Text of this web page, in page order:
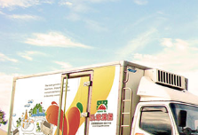
輔導人員針對「造店
營構面進行輔導。